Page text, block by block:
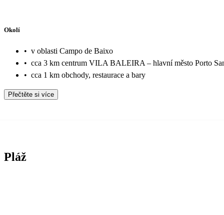
Okolí
• v oblasti Campo de Baixo
• cca 3 km centrum VILA BALEIRA – hlavní město Porto
• cca 1 km obchody, restaurace a bary
Přečtěte si více
Pláž